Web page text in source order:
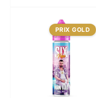
PRIX GOLD